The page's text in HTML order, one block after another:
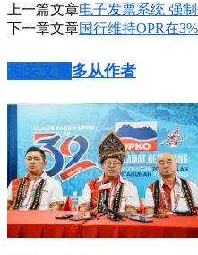
上一篇文章电子发票系统 强
下一章文章国行维持OPR在3%
相关文章多从作者